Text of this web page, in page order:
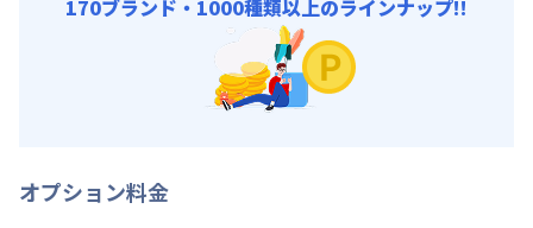
170ブランド・1000種類以上のラインナップ!!
オプション料金